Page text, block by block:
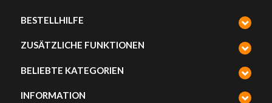
BESTELLHILFE
ZUSÄTZLICHE FUNKTIONEN
BELIEBTE KATEGORIEN
INFORMATION